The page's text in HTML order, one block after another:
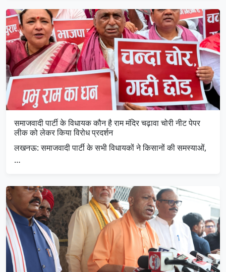
समाजवादी पार्टी के विधायक कौन है राम मंदिर चढ़ावा चोरी नीट पेपर
लीक को लेकर किया विरोध प्रदर्शन
लखनऊ: समाजवादी पार्टी के सभी विधायकों ने किसानों की समस्याओं,
…